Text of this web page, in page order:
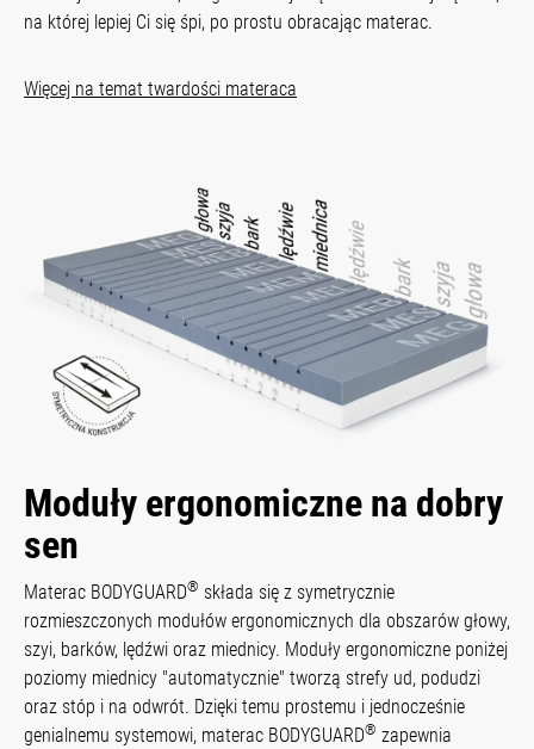
na której lepiej Ci się śpi, po prostu obracając materac.
Więcej na temat twardości materaca
Moduły ergonomiczne na dobry
sen
Materac BODYGUARD® składa się z symetrycznie
rozmieszczonych modułów ergonomicznych dla obszarów głowy,
szyi, barków, lędźwi oraz miednicy. Moduły ergonomiczne poniżej
poziomy miednicy "automatycznie" tworzą strefy ud, podudzi
oraz stóp i na odwrót. Dzięki temu prostemu i jednocześnie
genialnemu systemowi, materac BODYGUARD® zapewnia